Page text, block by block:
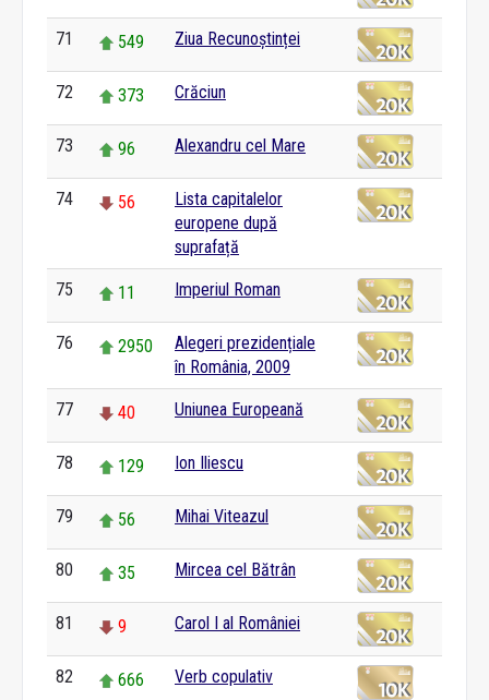
71 549 Ziua Recunoștinței
72 373 Crăciun
73 96 Alexandru cel Mare
74 56
Lista capitalelor
europene după
suprafață
75 11 Imperiul Roman
76 2950
Alegeri prezidențiale
în România, 2009
77 40 Uniunea Europeană
78 129 Ion Iliescu
79 56 Mihai Viteazul
80 35 Mircea cel Bătrân
81 9 Carol I al României
82 666 Verb copulativ